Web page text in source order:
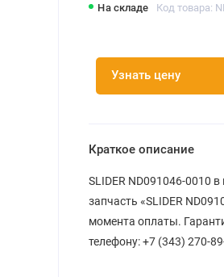
На складе Код товара:
Узнать цену
Краткое описание
SLIDER ND091046-0010
запчасть «SLIDER
момента оплаты.
телефону: +7 (343) 270-